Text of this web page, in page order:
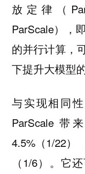
放定律（
ParScale），
的并行计算，
下提升大模型
与实现相同
ParScale 带
4.5%（1/22）
（1/6）。它